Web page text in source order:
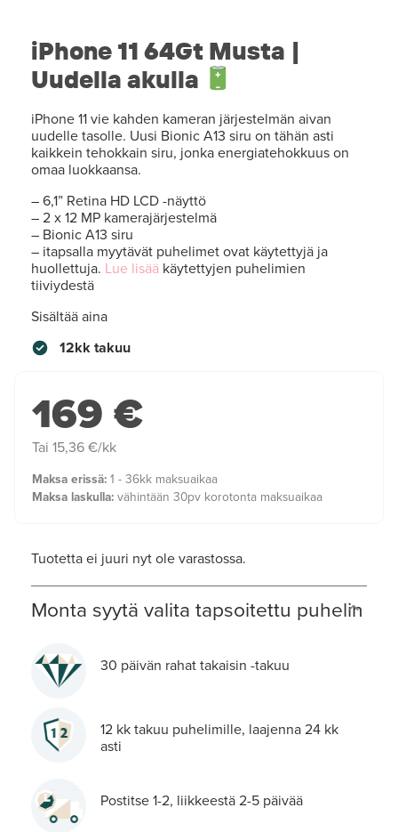
iPhone 11 64Gt Musta |
Uudella akulla
iPhone 11 vie kahden kameran järjestelmän aivan
uudelle tasolle. Uusi Bionic A13 siru on tähän asti
kaikkein tehokkain siru, jonka energiatehokkuus on
omaa luokkaansa.
– 6,1” Retina HD LCD -näyttö
– 2 x 12 MP kamerajärjestelmä
– Bionic A13 siru
– itapsalla myytävät puhelimet ovat käytettyjä ja
huollettuja. Lue lisää käytettyjen puhelimien
tiiviydestä
Sisältää aina
12kk takuu
169 €
Tai 15,36 €/kk
Maksa erissä: 1 - 36kk maksuaikaa
Maksa laskulla: vähintään 30pv korotonta maksuaikaa
Tuotetta ei juuri nyt ole varastossa.
Monta syytä valita tapsoitettu puhelin
30 päivän rahat takaisin -takuu
12 kk takuu puhelimille, laajenna 24 kk
asti
Postitse 1-2, liikkeestä 2-5 päivää